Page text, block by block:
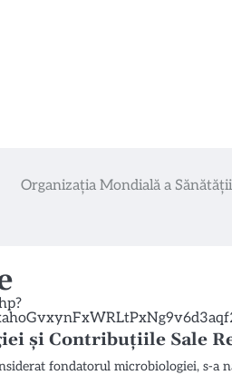
Organizația Mondială a
și Contribuțiile Sale
fondatorul microbiologiei, s-a